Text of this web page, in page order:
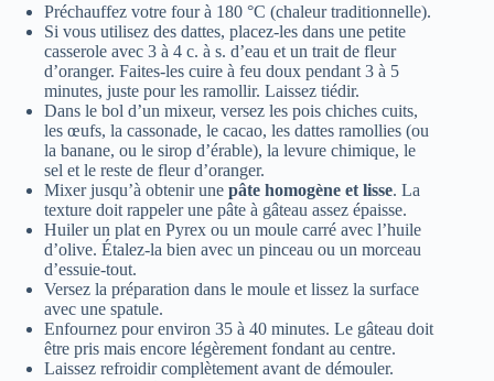
Préchauffez votre four à 180 °C (chaleur traditionnelle).
Si vous utilisez des dattes, placez-les dans une petite
casserole avec 3 à 4 c. à s. d’eau et un trait de fleur
d’oranger. Faites-les cuire à feu doux pendant 3 à 5
minutes, juste pour les ramollir. Laissez tiédir.
Dans le bol d’un mixeur, versez les pois chiches cuits,
les œufs, la cassonade, le cacao, les dattes ramollies (ou
la banane, ou le sirop d’érable), la levure chimique, le
sel et le reste de fleur d’oranger.
Mixer jusqu’à obtenir une pâte homogène et lisse. La
texture doit rappeler une pâte à gâteau assez épaisse.
Huiler un plat en Pyrex ou un moule carré avec l’huile
d’olive. Étalez-la bien avec un pinceau ou un morceau
d’essuie-tout.
Versez la préparation dans le moule et lissez la surface
avec une spatule.
Enfournez pour environ 35 à 40 minutes. Le gâteau doit
être pris mais encore légèrement fondant au centre.
Laissez refroidir complètement avant de démouler.